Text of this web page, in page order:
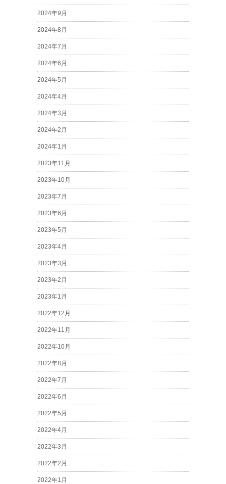
2024年9月
2024年8月
2024年7月
2024年6月
2024年5月
2024年4月
2024年3月
2024年2月
2024年1月
2023年11月
2023年10月
2023年7月
2023年6月
2023年5月
2023年4月
2023年3月
2023年2月
2023年1月
2022年12月
2022年11月
2022年10月
2022年8月
2022年7月
2022年6月
2022年5月
2022年4月
2022年3月
2022年2月
2022年1月